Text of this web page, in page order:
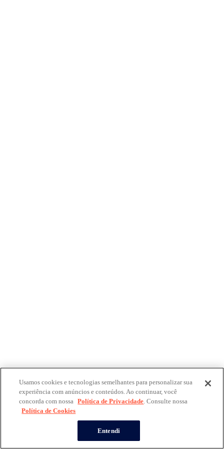
Usamos cookies e tecnologias semelhantes para personalizar sua
experiência com anúncios e conteúdos. Ao continuar, você
concorda com nossa Política de Privacidade. Consulte nossa
Política de Cookies
Entendi